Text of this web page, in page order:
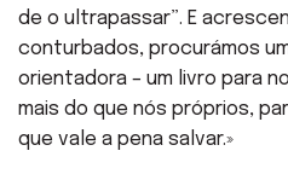
de o ultrapassar”. E
conturbados, procurámos
orientadora – um livro para
mais do que nós próprios,
que vale a pena salvar.»